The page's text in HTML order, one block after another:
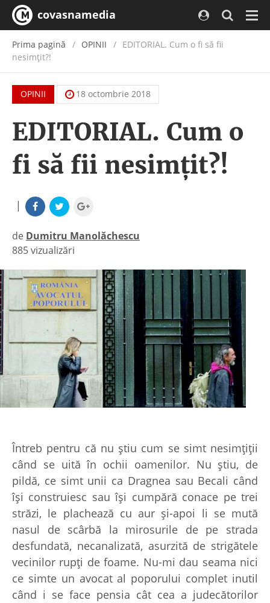
covasnamedia
Prima pagină OPINII
EDITORIAL. Cum o fi să fii
nesimţit?!
OPINII 18 octombrie 2018
EDITORIAL. Cum o
fi să fii nesimţit?!
|
de Dumitru Manolăchescu
|
885 vizualizări
Întreb pentru că nu ştiu cum se simt nesimţiţii
când se uită în ochii oamenilor. Nu ştiu, de
pildă, ce simt unii ca Dragnea sau Becali când
îşi construiesc sau îşi cumpără conace pe trei
străzi, le plachează cu aur şi-apoi li se mută
nasul de scârbă la mirosurile de pe strada
desfundată, necanalizată, asurzită de strigătele
vecinilor rupţi de foame. Nu-mi dau seama nici
ce simte un avocat al poporului complet inutil
când i se face pensia cât cea a judecătorilor